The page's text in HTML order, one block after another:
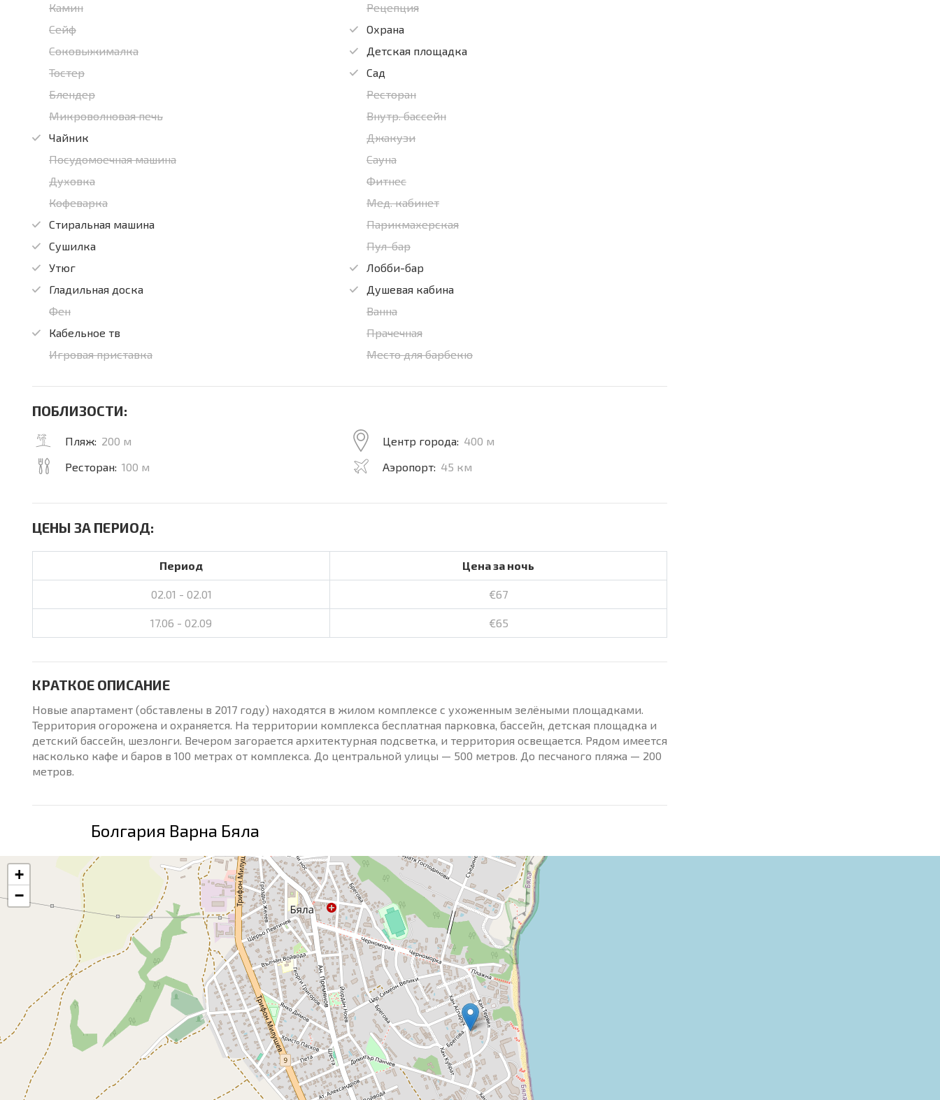
Камин
Сейф
Соковыжималка
Тостер
Блендер
Микроволновая печь
Чайник
Посудомоечная машина
Духовка
Кофеварка
Стиральная машина
Сушилка
Утюг
Гладильная доска
Фен
Кабельное тв
Игровая приставка
Рецепция
Охрана
Детская площадка
Сад
Ресторан
Внутр. бассейн
Джакузи
Сауна
Фитнес
Мед. кабинет
Парикмахерская
Пул-бар
Лобби-бар
Душевая кабина
Ванна
Прачечная
Место для барбекю
ПОБЛИЗОСТИ:
Пляж: 200 м
Ресторан: 100 м
Центр города: 400 м
Аэропорт: 45 км
ЦЕНЫ ЗА ПЕРИОД:
Период Цена за ночь
02.01 - 02.01 €67
17.06 - 02.09 €65
КРАТКОЕ ОПИСАНИЕ
Новые апартамент (обставлены в 2017 году) находятся в жилом комплексе с ухоженным зелёными площадками.
Территория огорожена и охраняется. На территории комплекса бесплатная парковка, бассейн, детская площадка и
детский бассейн, шезлонги. Вечером загорается архитектурная подсветка, и территория освещается. Рядом имеется
насколько кафе и баров в 100 метрах от комплекса. До центральной улицы — 500 метров. До песчаного пляжа — 200
метров.
Болгария Варна Бяла
+
−